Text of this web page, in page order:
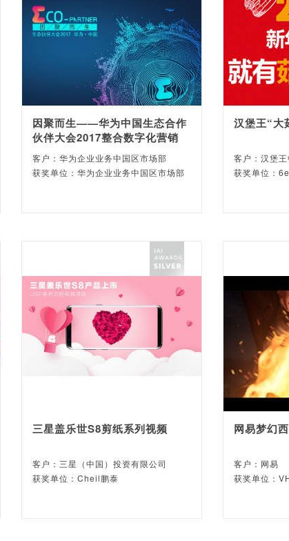
因聚而生——华为中国生态合作
伙伴大会2017整合数字化营销
客户：华为企业业务中国区市场部
获奖单位：华为企业业务中国区市场部
汉堡王“大
客户：汉堡王
获奖单位：
三星盖乐世S8剪纸系列视频
客户：三星（中国）投资有限公司
获奖单位：Cheil鹏泰
网易梦幻
客户：网易
获奖单位：